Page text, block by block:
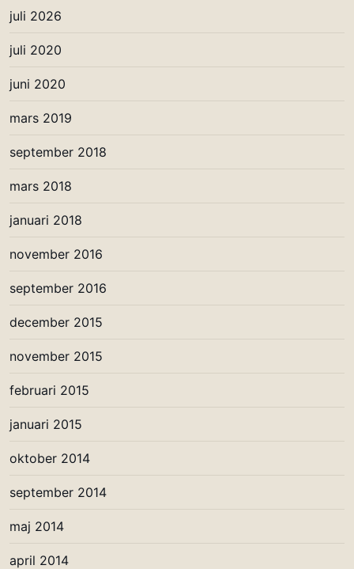
juli 2026
juli 2020
juni 2020
mars 2019
september 2018
mars 2018
januari 2018
november 2016
september 2016
december 2015
november 2015
februari 2015
januari 2015
oktober 2014
september 2014
maj 2014
april 2014